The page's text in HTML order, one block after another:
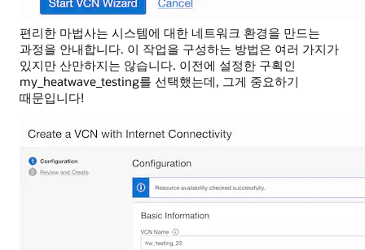
편리한 마법사는 시스템에 대한 네트워크 환경을 만드는
과정을 안내합니다. 이 작업을 구성하는 방법은 여러 가지가
있지만 산만하지는 않습니다. 이전에 설정한 구획인
my_heatwave_testing를 선택했는데, 그게 중요하기
때문입니다!